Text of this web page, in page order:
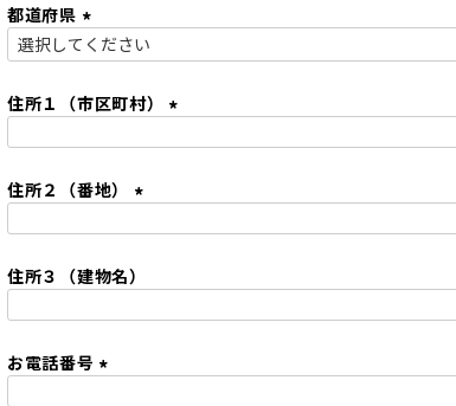
須
)
都道府県
(
須
住所１（市区町村）
住所２（番地）
須
住所３（建物名）
お電話番号